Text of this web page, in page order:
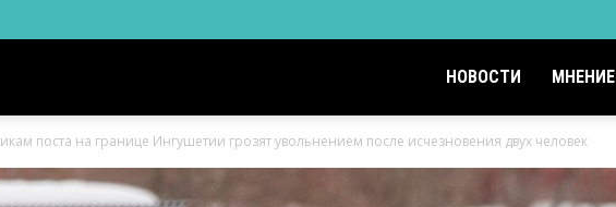
НОВОСТИ МНЕНИЕ
поста на границе Ингушетии грозят увольнением после исчезновения двух человек